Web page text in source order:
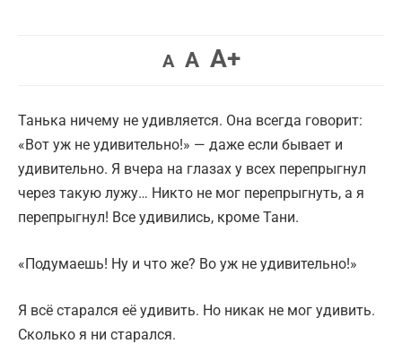
AУменьшить
AВернуть
A+Увеличить
Танька ничему не удивляется. Она всегда говорит:
«Вот уж не удивительно!» — даже если бывает и
удивительно. Я вчера на глазах у всех перепрыгнул
через такую лужу… Никто не мог перепрыгнуть, а я
перепрыгнул! Все удивились, кроме Тани.
«Подумаешь! Ну и что же? Во уж не удивительно!»
Я всё старался её удивить. Но никак не мог удивить.
Сколько я ни старался.